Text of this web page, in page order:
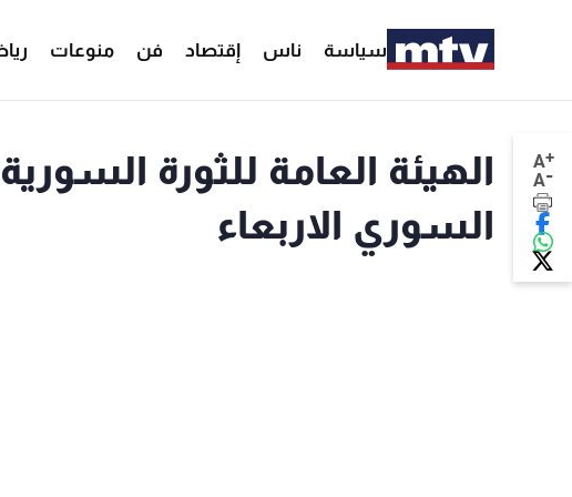
سياسة ناس إقتصاد فن منوعات
A+
A-
السوري الاربعاء